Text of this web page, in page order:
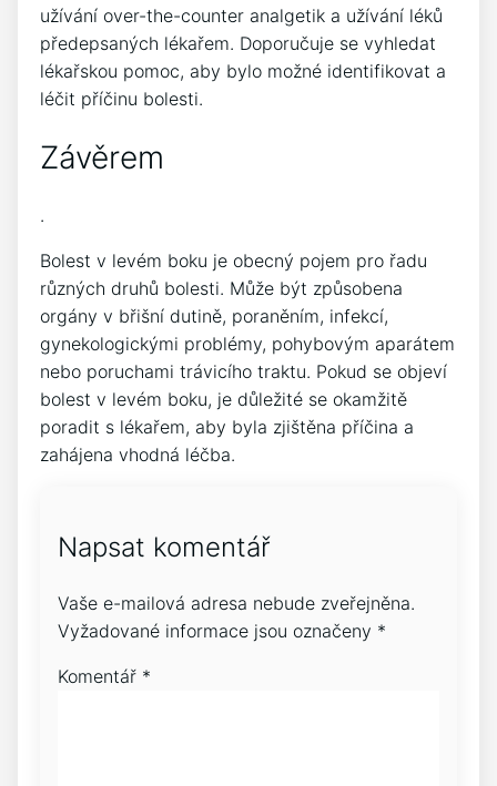
užívání over-the-counter analgetik a užívání léků
předepsaných lékařem. Doporučuje se vyhledat
lékařskou pomoc, aby bylo možné identifikovat a
léčit příčinu bolesti.
Závěrem
.
Bolest v levém boku je obecný pojem pro řadu
různých druhů bolesti. Může být způsobena
orgány v břišní dutině, poraněním, infekcí,
gynekologickými problémy, pohybovým aparátem
nebo poruchami trávicího traktu. Pokud se objeví
bolest v levém boku, je důležité se okamžitě
poradit s lékařem, aby byla zjištěna příčina a
zahájena vhodná léčba.
Napsat komentář
Vaše e-mailová adresa nebude zveřejněna.
Vyžadované informace jsou označeny *
Komentář *